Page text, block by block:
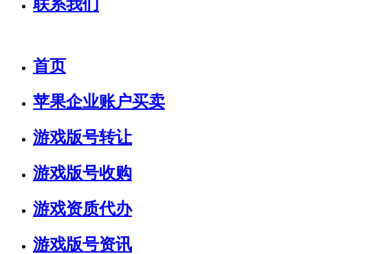
联系我们
首页
苹果企业账户买卖
游戏版号转让
游戏版号收购
游戏资质代办
游戏版号资讯